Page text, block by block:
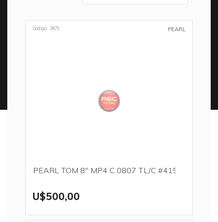
Código: 3875 PEARL
PEARL TOM 8" MP4 C 0807 TL/C #415
U$500,00